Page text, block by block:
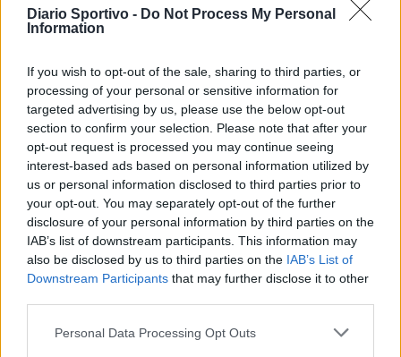
Diario Sportivo - Do Not Process My Personal
Information
If you wish to opt-out of the sale, sharing to third parties, or
processing of your personal or sensitive information for
targeted advertising by us, please use the below opt-out
section to confirm your selection. Please note that after your
opt-out request is processed you may continue seeing
interest-based ads based on personal information utilized by
us or personal information disclosed to third parties prior to
your opt-out. You may separately opt-out of the further
disclosure of your personal information by third parties on the
IAB’s list of downstream participants. This information may
also be disclosed by us to third parties on the IAB’s List of
Downstream Participants that may further disclose it to other
Personal Data Processing Opt Outs
6…
in Eccellenza, il Fonni sale in Promozione
Caos Tempio, Sechi lascia: «Il mio impegno
finisce qui, troppe complicazioni coi
problemi extra calcio»
2 Ago 2026
L'Iglesias si rinforza con Papa Seck e
Diawara, al Bonorva il difensore Balbo
1 Ago 2026
Colpo del Tortolì: arriva il centrocampista
1 Ago 2026